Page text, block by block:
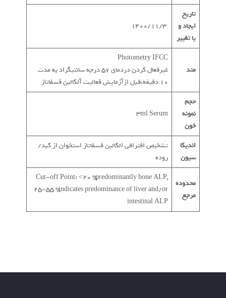
تاریخ
ایجاد و
یا تغییر
متد
Photometry IFCC
غیرفعال کردن دردمای 56 درجه سانتیگراد به مدت
10 دقیقه،قبل ازآزمایش فعالیت آلکالین فسفاتاز
حجم
نمونه
خون
3ml Serum
اندیکا
سیون
تشخیص افتراقی الکالین فسفاتاز استخوان از کبد/
روده
محدوده
مرجع
Cut-off Point: <20 % predominantly bone ALP,
25-55 % indicates predominance of liver and/or
intestinal ALP